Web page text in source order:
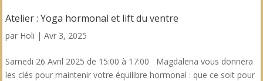
Atelier : Yoga hormonal et lift du ventre
par Holi | Avr 3, 2025
Samedi 26 Avril 2025 de 15:00 à 17:00 Magdalena vous donnera
les clés pour maintenir votre équilibre hormonal : que ce soit pour